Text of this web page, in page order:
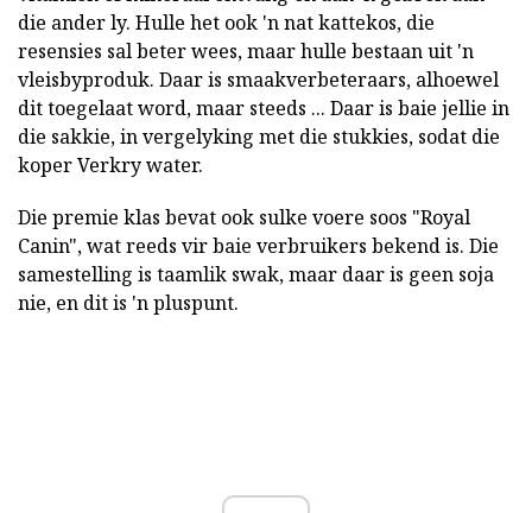
die ander ly. Hulle het ook 'n nat kattekos, die
resensies sal beter wees, maar hulle bestaan uit 'n
vleisbyproduk. Daar is smaakverbeteraars, alhoewel
dit toegelaat word, maar steeds ... Daar is baie jellie in
die sakkie, in vergelyking met die stukkies, sodat die
koper Verkry water.
Die premie klas bevat ook sulke voere soos "Royal
Canin", wat reeds vir baie verbruikers bekend is. Die
samestelling is taamlik swak, maar daar is geen soja
nie, en dit is 'n pluspunt.